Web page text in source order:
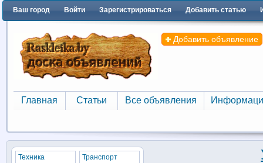
Ваш город Войти Зарегистрироваться Добавить статью
Добавить объявление
Главная
Главная
Статьи
Статьи
Все объявления
Все объявления
Техника
Транспорт